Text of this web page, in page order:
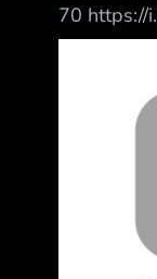
70 https://
https://
是把背景
樣。 說起
這張插圖
成 T 恤推
刻看出那